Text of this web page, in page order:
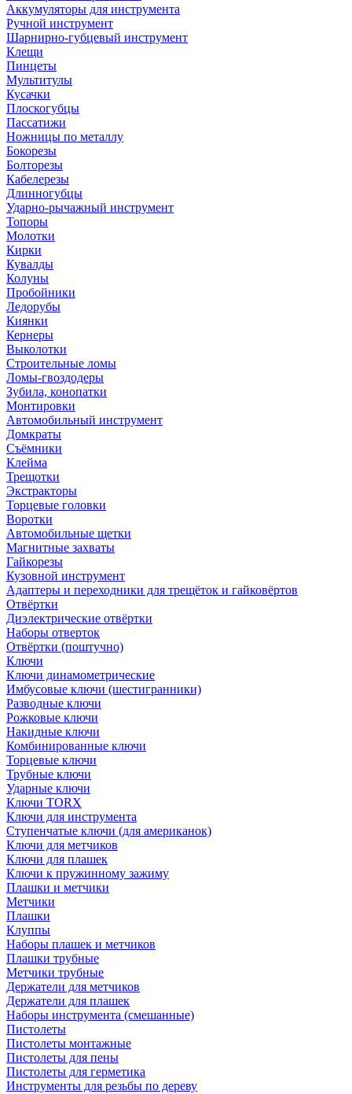
Аккумуляторы для инструмента
Ручной инструмент
Шарнирно-губцевый инструмент
Клещи
Пинцеты
Мультитулы
Кусачки
Плоскогубцы
Пассатижи
Ножницы по металлу
Бокорезы
Болторезы
Кабелерезы
Длинногубцы
Ударно-рычажный инструмент
Топоры
Молотки
Кирки
Кувалды
Колуны
Пробойники
Ледорубы
Киянки
Кернеры
Выколотки
Строительные ломы
Ломы-гвоздодеры
Зубила, конопатки
Монтировки
Автомобильный инструмент
Домкраты
Съёмники
Клейма
Трещотки
Экстракторы
Торцевые головки
Воротки
Автомобильные щетки
Магнитные захваты
Гайкорезы
Кузовной инструмент
Адаптеры и переходники для трещёток и гайковёртов
Отвёртки
Диэлектрические отвёртки
Наборы отверток
Отвёртки (поштучно)
Ключи
Ключи динамометрические
Имбусовые ключи (шестигранники)
Разводные ключи
Рожковые ключи
Накидные ключи
Комбинированные ключи
Торцевые ключи
Трубные ключи
Ударные ключи
Ключи TORX
Ключи для инструмента
Ступенчатые ключи (для американок)
Ключи для метчиков
Ключи для плашек
Ключи к пружинному зажиму
Плашки и метчики
Метчики
Плашки
Клуппы
Наборы плашек и метчиков
Плашки трубные
Метчики трубные
Держатели для метчиков
Держатели для плашек
Наборы инструмента (смешанные)
Пистолеты
Пистолеты монтажные
Пистолеты для пены
Пистолеты для герметика
Инструменты для резьбы по дереву